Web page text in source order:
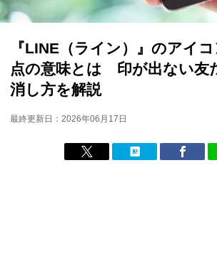
『LINE（ライン）』のアイ
点の意味とは 印が出ない友
消し方を解説
最終更新日：2026年06月17日